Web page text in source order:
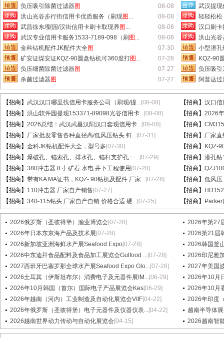
负压吸引除菌过滤器图 08-08
武汉提现
洪山光谷步行街信用卡优质服务（刷现图 ... 08-08
轻轻松松
武昌徐东/梨园/汉街信用卡刷卡取现养图 ... 08-08
汉口刷
武汉专业信用卡服务1533-7189-098（刷 图 ... 08-08
洪山光谷
金科钻机配件JK配件大全 图 07-30
小型潜孔
矿安证煤安证KQZ-90圆盘钻机可360度打图 ... 07-28
KQZ-90
负压细菌除菌过滤器图 07-27
负压吸引
杀菌过滤器图 07-27 阿普达
【招商】 武汉汉口哪里找信用卡服务公司（刷现/提...[08-08] 【招商】 汉口信
【招商】 洪山软件园提现153371-89098光谷信用卡...[08-08] 【招商】 2026
【招商】 2026总结：武汉武昌汉阳汉口套现信用卡...[08-08] 【招商】
【招商】 厂家批发零售各种直径高/低风压钻头 钎...[07-31] 【招商】 厂家
【招商】 金科JK钻机配件大全，型号多 [07-30] 【招商】
KQZ-
【招商】 爆破孔、锚索孔、排水孔、锚杆支护孔一...[07-29] 【招商】 潜孔钻
【招商】 380冲击器 8寸 矿石 水电 井下工程使用 [07-28] 【招商】
【招商】 带有KA MA证书，KQZ- 90钻机及配件 厂家...[07-28] 【招商】 低风压
【招商】 110冲击器 厂家自产销售 [07-27] 【招商】
【招商】 340-115钻头 厂家自产自销 价格合适 硬...[07-25] 【招商】
2026俄罗斯（圣彼得堡）渔业博览会[07-28]
2026年第27
2026年日本东京海产品及技术展 [07-28]
2026第21届
2026新加坡亚洲海鲜水产展Seafood Expo[07-28]
2026韩国釜
2026中东迪拜食品配料及食品加工展览会Gulfood ...[07-28]
2026印尼雅
2027西班牙巴塞罗那全球水产展Seafood Expo Glo...[07-28]
2027年美国
2026土耳其（伊斯坦布尔）消费电子及元器件展IM...[06-29]
2026年10月
2026年10月韩国（首尔）国际电子产品展览会Kes[06-29]
2026年10月
2026年越南（河内）工业制造及自动化展览会VIIF[04-22]
2026年印度
2026年俄罗斯（圣彼得堡）电子元器件及仪器仪表...[04-22]
越南半导体
2026越南世界动力传动与自动化展览会[04-15] 2026越南智